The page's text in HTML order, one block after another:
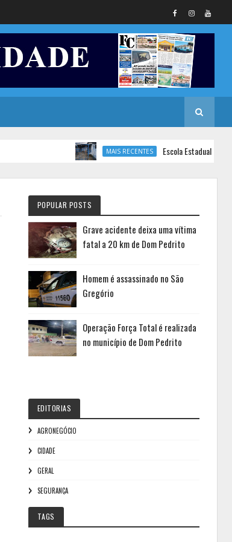
MAIS RECENTES Escola Estadual de Ensino
POPULAR POSTS
Grave acidente deixa uma vítima
fatal a 20 km de Dom Pedrito
Homem é assassinado no São
Gregório
Operação Força Total é realizada
no município de Dom Pedrito
EDITORIAS
AGRONEGÓCIO
CIDADE
GERAL
SEGURANÇA
TAGS